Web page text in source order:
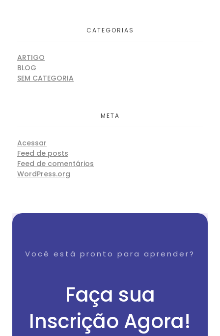
CATEGORIAS
ARTIGO
BLOG
SEM CATEGORIA
META
Acessar
Feed de posts
Feed de comentários
WordPress.org
Você está pronto para aprender?
Faça sua
Inscrição Agora!